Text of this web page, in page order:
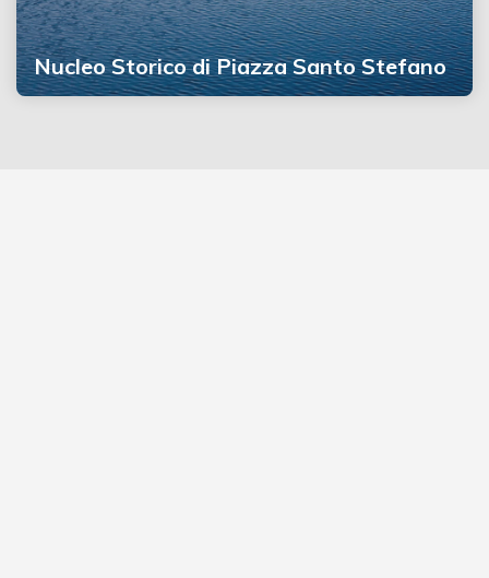
Nucleo Storico di Piazza Santo Stefano